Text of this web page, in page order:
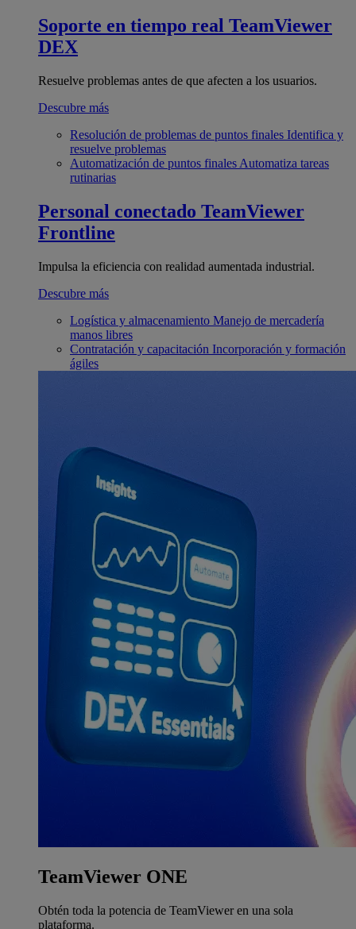
Soporte en tiempo real TeamViewer
DEX
Resuelve problemas antes de que afecten a los usuarios.
Descubre más
Resolución de problemas de puntos finales Identifica y
resuelve problemas
Automatización de puntos finales Automatiza tareas
rutinarias
Personal conectado TeamViewer
Frontline
Impulsa la eficiencia con realidad aumentada industrial.
Descubre más
Logística y almacenamiento Manejo de mercadería
manos libres
Contratación y capacitación Incorporación y formación
ágiles
TeamViewer ONE
Obtén toda la potencia de TeamViewer en una sola
plataforma.